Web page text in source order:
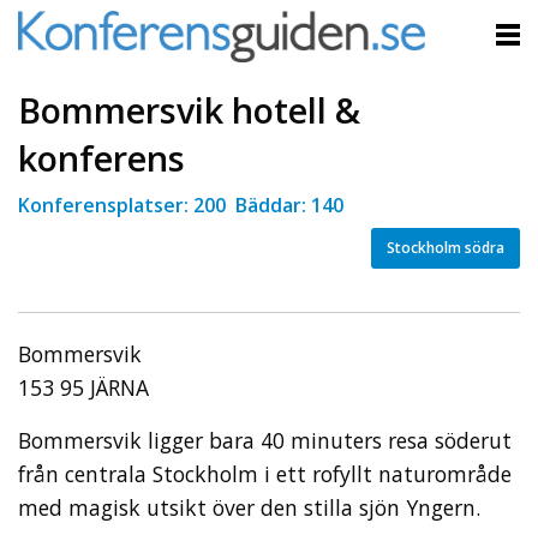
Bommersvik hotell &
konferens
Konferensplatser: 200 Bäddar: 140
Stockholm södra
Bommersvik
153 95 JÄRNA
Bommersvik ligger bara 40 minuters resa söderut
från centrala Stockholm i ett rofyllt naturområde
med magisk utsikt över den stilla sjön Yngern.